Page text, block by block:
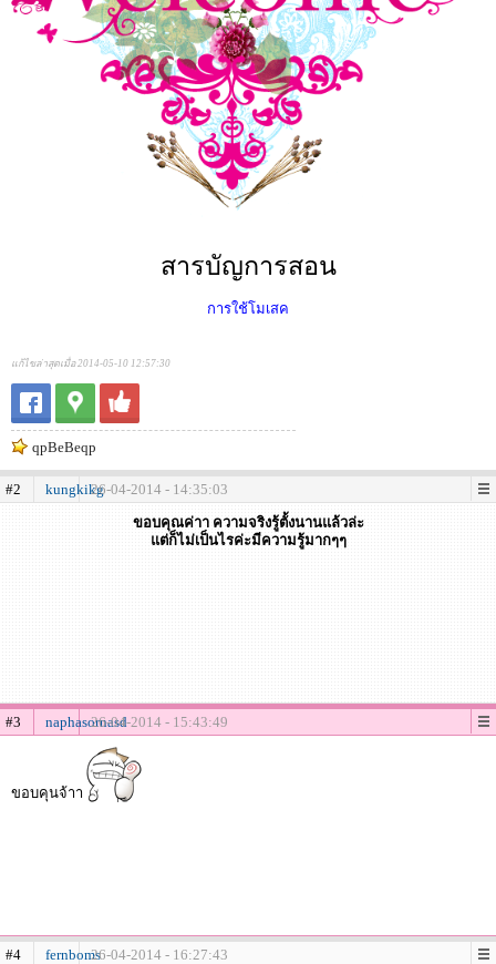
สารบัญการสอน
การใช้โมเสค
แก้ไขล่าสุดเมื่อ 2014-05-10 12:57:30
qpBeBeqp
#2 kungkikg26-04-2014 - 14:35:03
ขอบคุณค่าา ความจริงรู้ตั้งนานแล้วล่ะ
แต่ก็ไม่เป็นไรค่ะมีความรู้มากๆๆ
#3 naphasornasd26-04-2014 - 15:43:49
ขอบคุนจ้าา
#4 fernboms26-04-2014 - 16:27:43